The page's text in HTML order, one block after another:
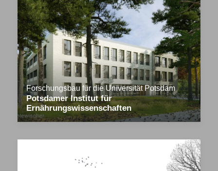
Forschungsbau für die Universität Potsdam
Potsdamer Institut für
Ernährungswissenschaften